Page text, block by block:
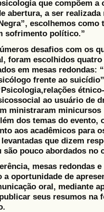
que compõem a
abertura, a ser
escolhemos
sofrimento político.”
desafios com os
foram escolhidos
em mesas redondas:
frente ao
ao usuário de
ministraram
dos temas do evento,
aos acadêmicos para
que dizem
são pouco abordados no
mesas redondas
a oportunidade de
oral, mediante
seus resumos na